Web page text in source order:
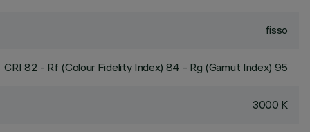
fisso
CRI 82 - Rf (Colour Fidelity Index) 84 - Rg (Gamut Index) 95
3000 K